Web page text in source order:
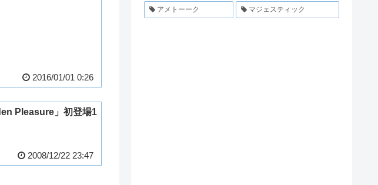
2016/01/01 0:26
Pleasure」初登場1
2008/12/22 23:47
アメトーーク マジェスティック